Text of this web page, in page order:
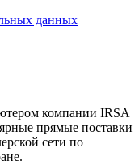
данных
компании IRSA
прямые поставки
сети по